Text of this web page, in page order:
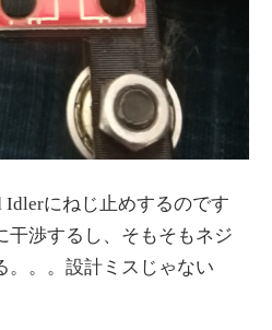
Idlerにねじ止めするのです
干渉するし、そもそもネジ
。。。設計ミスじゃない